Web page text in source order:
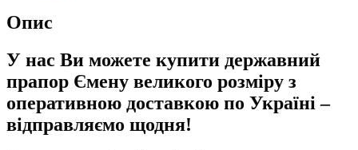
Опис
У нас Ви можете купити державний
прапор Ємену великого розміру з
оперативною доставкою по Україні –
відправляємо щодня!